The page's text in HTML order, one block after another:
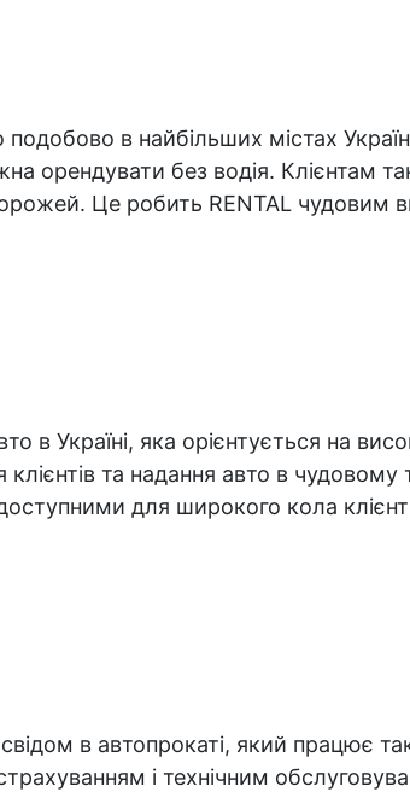
в найбільших містах
орендувати без водія. Клієнтам
Це робить RENTAL чудовим
Україні, яка орієнтується на
клієнтів та надання авто в
для широкого кола
в автопрокаті, який працює
і технічним